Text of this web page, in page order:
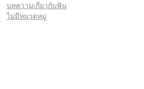
บทความเกี่ยวกับฟัน
ไม่มีหมวดหมู่